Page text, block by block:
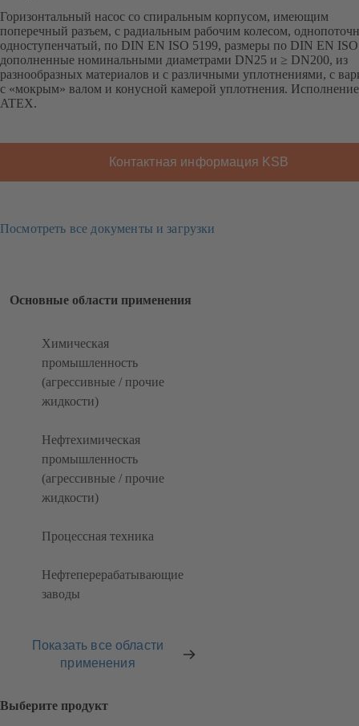
Горизонтальный насос со спиральным корпусом, имеющим
поперечный разъем, с радиальным рабочим колесом,
одноступенчатый, по DIN EN ISO 5199, размеры по DIN EN
дополненные номинальными диаметрами DN25 и ≥ DN200, из
разнообразных материалов и с различными уплотнениями, с
с «мокрым» валом и конусной камерой уплотнения.
ATEX.
Контактная информация KSB
Посмотреть все документы и загрузки
Основные области применения
Химическая
промышленность
(агрессивные / прочие
жидкости)
Нефтехимическая
промышленность
(агрессивные / прочие
жидкости)
Процессная техника
Нефтеперерабатывающие
заводы
Показать все области
применения
Выберите продукт